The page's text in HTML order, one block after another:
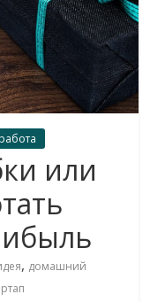
или
, домашний